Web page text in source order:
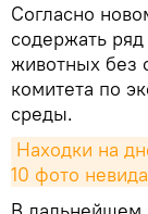
Согласно
содержать
животных без
комитета по
среды.
Находки на
10 фото